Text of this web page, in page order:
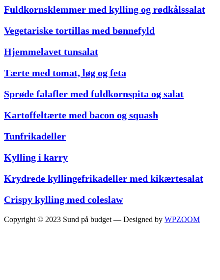
Fuldkornsklemmer med kylling og rødkålssalat
Vegetariske tortillas med bønnefyld
Hjemmelavet tunsalat
Tærte med tomat, løg og feta
Sprøde falafler med fuldkornspita og salat
Kartoffeltærte med bacon og squash
Tunfrikadeller
Kylling i karry
Krydrede kyllingefrikadeller med kikærtesalat
Crispy kylling med coleslaw
Copyright © 2023 Sund på budget — Designed by WPZOOM